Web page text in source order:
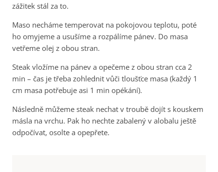
zážitek stál za to.
Maso necháme temperovat na pokojovou teplotu, poté
ho omyjeme a usušíme a rozpálíme pánev. Do masa
vetřeme olej z obou stran.
Steak vložíme na pánev a opečeme z obou stran cca 2
min – čas je třeba zohlednit vůči tloušťce masa (každý 1
cm masa potřebuje asi 1 min opékání).
Následně můžeme steak nechat v troubě dojít s kouskem
másla na vrchu. Pak ho nechte zabalený v alobalu ještě
odpočívat, osolte a opepřete.